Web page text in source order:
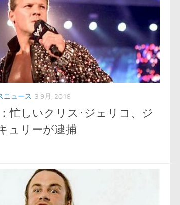
ニュース 3 9月, 2018
忙しいクリス･ジェリコ、ジ
ュリーが逮捕